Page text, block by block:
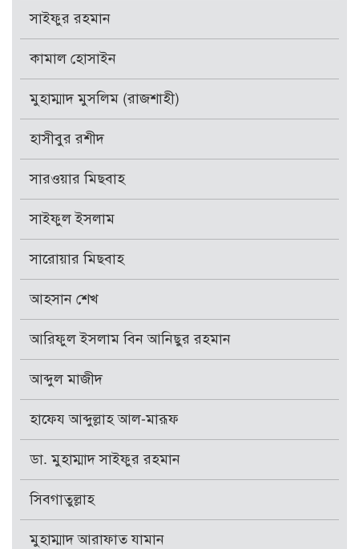
সাইফুর রহমান
কামাল হোসাইন
মুহাম্মাদ মুসলিম (রাজশাহী)
হাসীবুর রশীদ
সারওয়ার মিছবাহ
সাইফুল ইসলাম
সারোয়ার মিছবাহ
আহসান শেখ
আরিফুল ইসলাম বিন আনিছুর রহমান
আব্দুল মাজীদ
হাফেয আব্দুল্লাহ আল-মারূফ
ডা. মুহাম্মাদ সাইফুর রহমান
সিবগাতুল্লাহ
মুহাম্মাদ আরাফাত যামান